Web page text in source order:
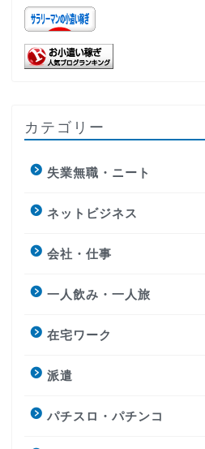
カテゴリー
失業無職・ニート
ネットビジネス
会社・仕事
一人飲み・一人旅
在宅ワーク
派遣
パチスロ・パチンコ